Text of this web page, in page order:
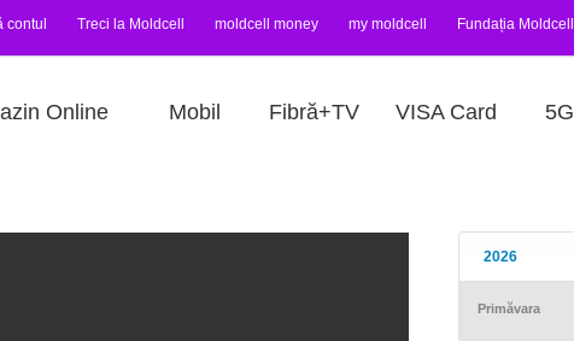
contul Treci la Moldcell moldcell money my moldcell Fundația Moldcell
Online Mobil Fibră+TV VISA Card 5G
2026
Primăvara